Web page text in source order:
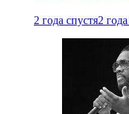
2 года спустя2